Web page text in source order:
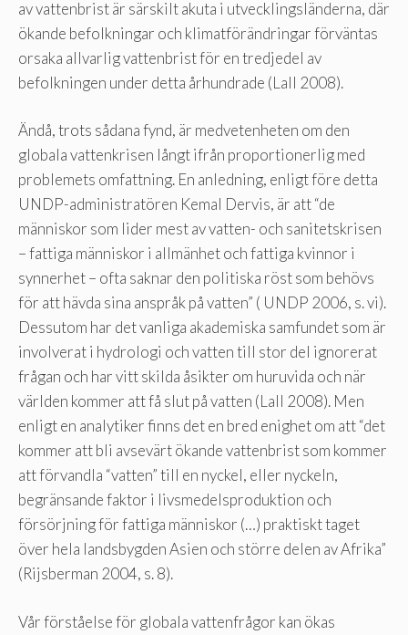
av vattenbrist är särskilt akuta i utvecklingsländerna, där
ökande befolkningar och klimatförändringar förväntas
orsaka allvarlig vattenbrist för en tredjedel av
befolkningen under detta århundrade (Lall 2008).
Ändå, trots sådana fynd, är medvetenheten om den
globala vattenkrisen långt ifrån proportionerlig med
problemets omfattning. En anledning, enligt före detta
UNDP-administratören Kemal Dervis, är att “de
människor som lider mest av vatten- och sanitetskrisen
– fattiga människor i allmänhet och fattiga kvinnor i
synnerhet – ofta saknar den politiska röst som behövs
för att hävda sina anspråk på vatten” ( UNDP 2006, s. vi).
Dessutom har det vanliga akademiska samfundet som är
involverat i hydrologi och vatten till stor del ignorerat
frågan och har vitt skilda åsikter om huruvida och när
världen kommer att få slut på vatten (Lall 2008). Men
enligt en analytiker finns det en bred enighet om att “det
kommer att bli avsevärt ökande vattenbrist som kommer
att förvandla “vatten” till en nyckel, eller nyckeln,
begränsande faktor i livsmedelsproduktion och
försörjning för fattiga människor (…) praktiskt taget
över hela landsbygden Asien och större delen av Afrika”
(Rijsberman 2004, s. 8).
Vår förståelse för globala vattenfrågor kan ökas